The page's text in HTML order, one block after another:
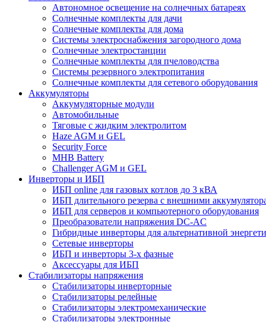
Автономное освещение на солнечных батареях
Солнечные комплекты для дачи
Солнечные комплекты для дома
Системы электроснабжения загородного дома
Cолнечные электростанции
Солнечные комплекты для пчеловодства
Системы резервного электропитания
Солнечные комплекты для сетевого оборудования
Аккумуляторы
Аккумуляторные модули
Автомобильные
Тяговые с жидким электролитом
Haze AGM и GEL
Security Force
MHB Battery
Challenger AGM и GEL
Инверторы и ИБП
ИБП online для газовых котлов до 3 кВА
ИБП длительного резерва с внешними
ИБП для серверов и компьютерного оборудования
Преобразователи напряжения DC-AC
Гибридные инверторы для альтернативной
Сетевые инверторы
ИБП и инверторы 3-х фазные
Аксессуары для ИБП
Стабилизаторы напряжения
Стабилизаторы инверторные
Стабилизаторы релейные
Стабилизаторы электромеханические
Стабилизаторы электронные